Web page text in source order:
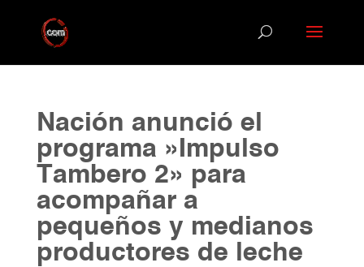
Nación anunció el
programa »Impulso
Tambero 2» para
acompañar a
pequeños y medianos
productores de leche